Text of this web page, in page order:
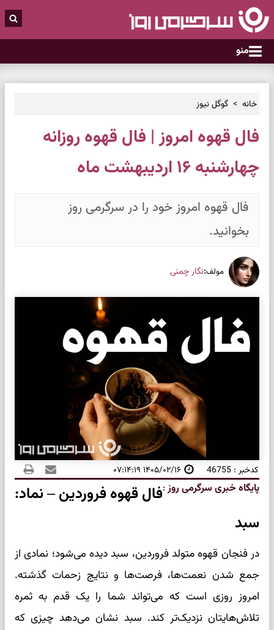
منو
خانه گوگل نیوز
فال قهوه امروز | فال قهوه روزانه
چهارشنبه ۱۶ اردیبهشت ماه
فال قهوه امروز خود را در سرگرمی روز
بخوانید.
مولف:نگار چمنی
کدخبر : 46755 ۱۴۰۵/۰۲/۱۶ ۰۷:۱۴:۱۹
پایگاه خبری سرگرمی روز:فال قهوه فروردین – نماد:
سبد
در فنجان قهوه متولد فروردین، سبد دیده می‌شود؛ نمادی از
جمع شدن نعمت‌ها، فرصت‌ها و نتایج زحمات گذشته.
امروز روزی است که می‌تواند شما را یک قدم به ثمره
تلاش‌هایتان نزدیک‌تر کند. سبد نشان می‌دهد چیزی که